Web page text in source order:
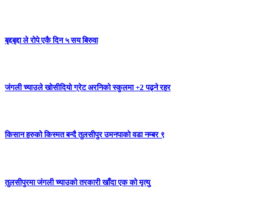
बृद्दबृद्दा ले रोपे एकै दिन ५ सय बिरुवा
जंगली च्याउले खोसीदियो ग्रेट अरनिको स्कुलमा +2 पढ्ने रहर
किसान हरुको किस्मत बन्दै तुलसीपुर उमनपाको वडा नम्बर ९
तुलसीपुरमा जंगली च्याउको तरकारी खाँदा एक को मृत्यु